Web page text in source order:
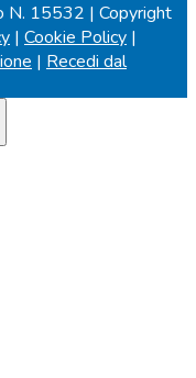
N. 15532 | Copyright
| Cookie Policy |
| Recedi dal